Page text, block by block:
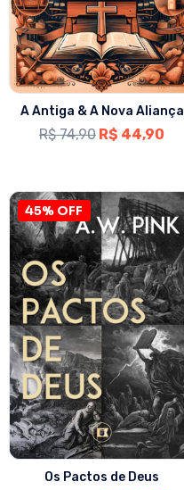
A Antiga & A Nova Aliança
R$74,90 R$ 44,90
45% OFF
Os Pactos de Deus